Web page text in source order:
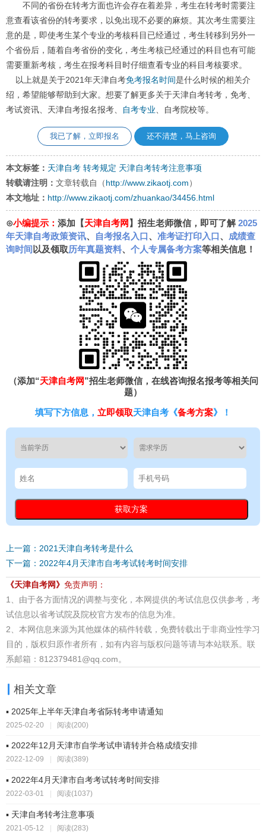
不同的省份在转考方面也许会存在着差异，考生在转考时需要注
意查看该省份的转考要求，以免出现不必要的麻烦。其次考生需要注
意的是，即使考生某个专业的考核科目已经通过，考生转移到另外一
个省份后，随着自考省份的变化，考生考核已经通过的科目也有可能
需要重新考核，考生在报考科目时仔细查看专业的科目考核要求。
以上就是关于2021年天津自考免考报名时间是什么时候的相关介
绍，希望能够帮助到大家。想要了解更多关于天津自考转考，免考、
考试资讯、天津自考报名报考、
自考专业 、自考院校等。
我已了解，立即报名 还不清楚，马上咨询
本文标签： 天津自考 转考规定 天津自考转考注意事项
转载请注明： 文章转载自（ http://www.zikaotj.com ）
本文地址： http://www.zikaotj.com/zhuankao/34456.html
⊙小编提示： 添加【天津自考网 】招生老师微信，即可了解2025
年天津自考政策资讯、 自考报名入口、 准考证打印入口、 成绩查
询时间 以及领取历年真题资料、 个人专属备考方案等相关信息！
（添加“天津自考网”招生老师微信，在线咨询报名报考等相关问
题）
填写下方信息， 立即领取天津自考《备考方案》！
上一篇：2021天津自考转考是什么
下一篇：2022年4月天津市自考考试转考时间安排
《天津自考网》 免责声明：
1、由于各方面情况的调整与变化，本网提供的考试信息仅供参考，考
试信息以省考试院及院校官方发布的信息为准。
2、本网信息来源为其他媒体的稿件转载，免费转载出于非商业性学习
目的，版权归原作者所有，如有内容与版权问题等请与本站联系。联
系邮箱：812379481@qq.com。
相关文章
▪ 2025年上半年天津自考省际转考申请通知
2025-02-20 | 阅读(200)
▪ 2022年12月天津市自学考试申请转并合格成绩安排
2022-12-09 阅读(389)
▪ 2022年4月天津市自考考试转考时间安排
2022-03-01 阅读(1037)
▪ 天津自考转考注意事项
2021-05-12 | 阅读(283)